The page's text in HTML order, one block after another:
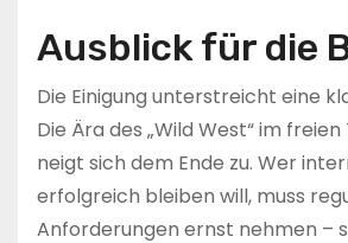
Ausblick für die
Die Einigung unterstreicht eine
Die Ära des „Wild West“ im
neigt sich dem Ende zu. Wer
erfolgreich bleiben will, muss
Anforderungen ernst nehmen –